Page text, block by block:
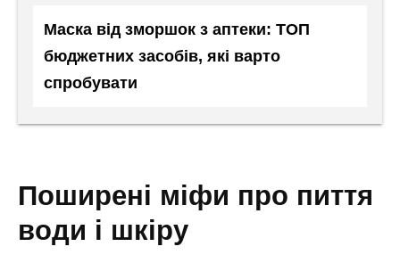
Маска від зморшок з аптеки: ТОП
бюджетних засобів, які варто
спробувати
поширені міфи про пиття
води і шкіру